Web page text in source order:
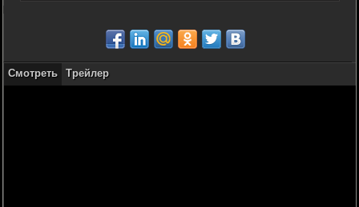
Смотреть Трейлер